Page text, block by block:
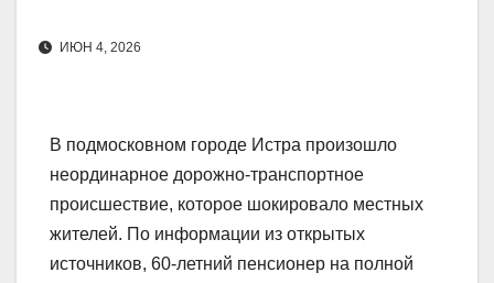
ИЮН 4, 2026
В подмосковном городе Истра произошло
неординарное дорожно-транспортное
происшествие, которое шокировало местных
жителей. По информации из открытых
источников, 60-летний пенсионер на полной